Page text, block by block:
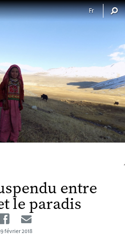
entre
le paradis
Facebook
février 2018